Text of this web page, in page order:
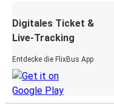
Digitales Ticket &
Live-Tracking
Entdecke die FlixBus App